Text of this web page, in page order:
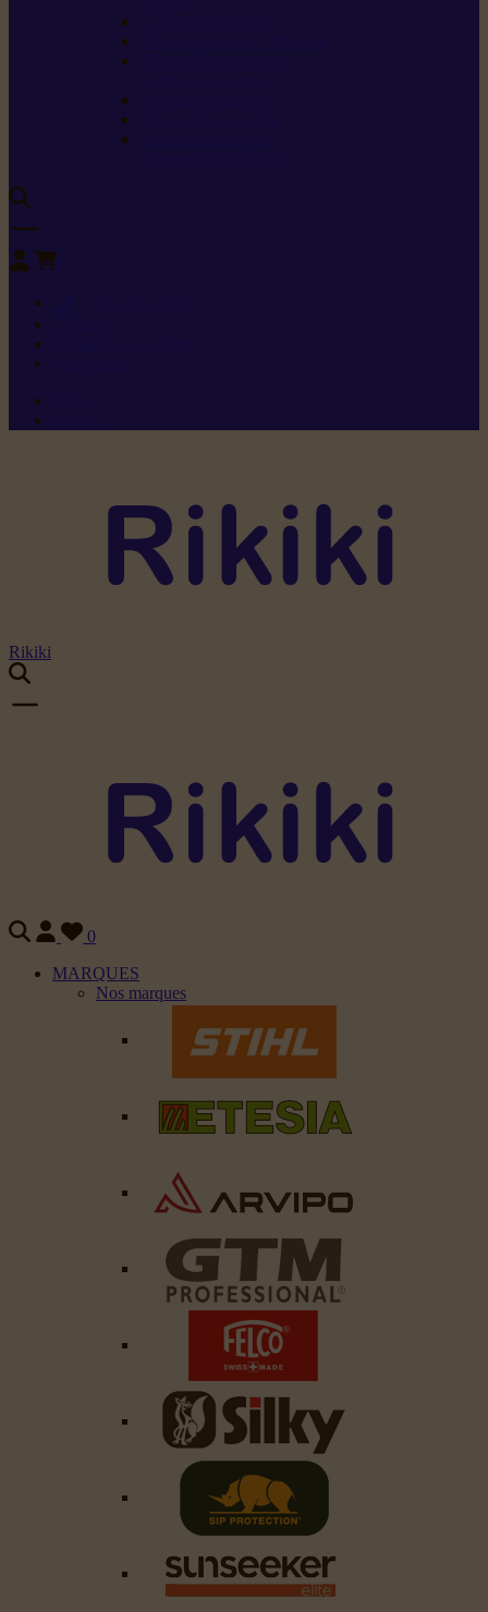
Rikiki
0
MARQUES
Nos marques